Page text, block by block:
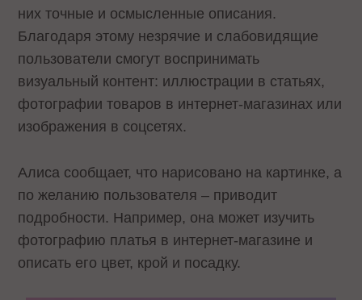
них точные и осмысленные описания.
Благодаря этому незрячие и слабовидящие
пользователи смогут воспринимать
визуальный контент: иллюстрации в статьях,
фотографии товаров в интернет-магазинах или
изображения в соцсетях.
Алиса сообщает, что нарисовано на картинке, а
по желанию пользователя – приводит
подробности. Например, она может изучить
фотографию платья в интернет-магазине и
описать его цвет, крой и посадку.